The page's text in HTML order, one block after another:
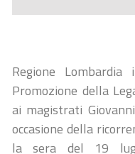
Regione
Promozione della
ai magistrati
occasione della
la sera del 19